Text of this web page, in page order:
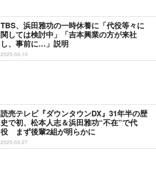
TBS、浜田雅功の一時休養に「代役等々に
関しては検討中」「吉本興業の方が来社
し、事前に…」説明
2025-03-10
読売テレビ『ダウンタウンDX』31年半の歴
史で初、松本人志＆浜田雅功“不在”で代
役 まず後輩2組が明らかに
2025-03-27